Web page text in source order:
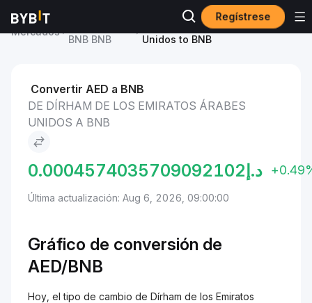
Regístrese
Mercados
BNB BNB
Dírham de los Emiratos Árabes
Unidos to BNB
Convertir AED a BNB
DE DÍRHAM DE LOS EMIRATOS ÁRABES
UNIDOS A BNB
د.إ0.0004574035709092102
Última actualización: Aug 6, 2026, 09:00:00
Gráfico de conversión de
AED/BNB
Hoy, el tipo de cambio de Dírham de los Emiratos